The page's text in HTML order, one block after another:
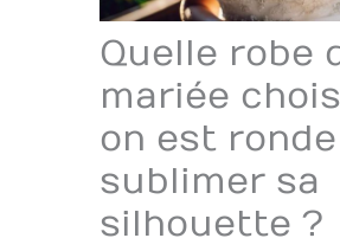
Quelle robe
mariée
on est
sublimer sa
silhouette ?